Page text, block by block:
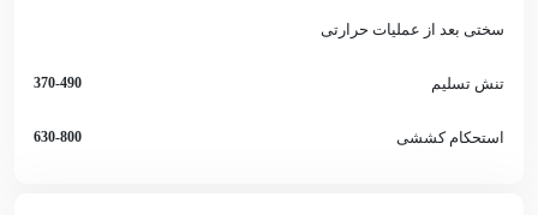
سختی بعد از عملیات حرارتی
تنش تسلیم 370-490
استحکام کششی 630-800